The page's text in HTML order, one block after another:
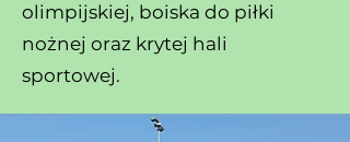
olimpijskiej, boiska do piłki
nożnej oraz krytej hali
sportowej.